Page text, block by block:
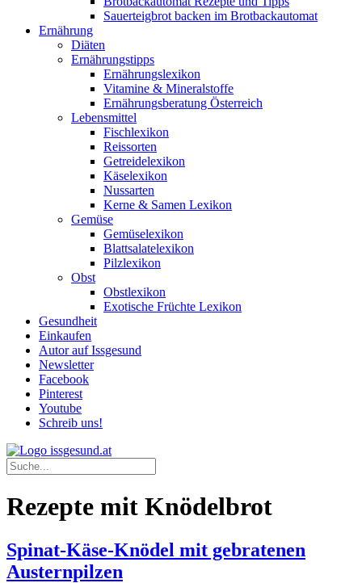
Sauerteigbrot backen im Brotbackautomat
Ernährung
Diäten
Ernährungstipps
Ernährungslexikon
Vitamine & Mineralstoffe
Ernährungsberatung Österreich
Lebensmittel
Fischlexikon
Reissorten
Getreidelexikon
Käselexikon
Nussarten
Kerne & Samen Lexikon
Gemüse
Gemüselexikon
Blattsalatelexikon
Pilzlexikon
Obst
Obstlexikon
Exotische Früchte Lexikon
Gesundheit
Einkaufen
Autor auf Issgesund
Newsletter
Facebook
Pinterest
Youtube
Schreib uns!
Rezepte mit Knödelbrot
Spinat-Käse-Knödel mit gebratenen
Austernpilzen